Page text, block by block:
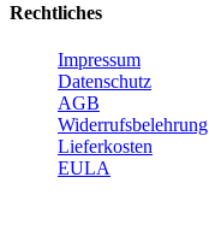
Rechtliches
Impressum
Datenschutz
AGB
Widerrufsbelehrung
Lieferkosten
EULA